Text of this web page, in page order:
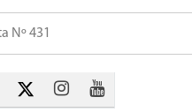
Nº 431